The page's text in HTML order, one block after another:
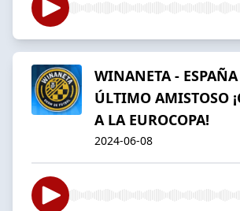
WINANETA - ESPAÑA
ÚLTIMO AMISTOSO
A LA EUROCOPA!
2024-06-08